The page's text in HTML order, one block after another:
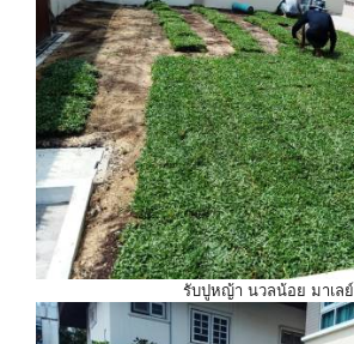
รับปูหญ้า นวลน้อย มาเลย์